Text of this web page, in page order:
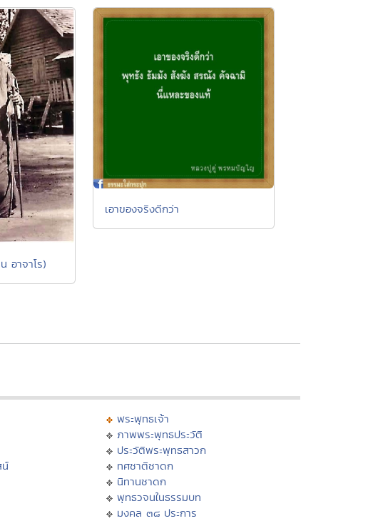
อาจาโร)
เอาของจริงดีกว่า
พระพุทธเจ้า
ภาพพระพุทธประวัติ
ประวัติพระพุทธสาวก
ทศชาติชาดก
นิทานชาดก
พุทธวจนในธรรมบท
มงคล ๓๘ ประการ